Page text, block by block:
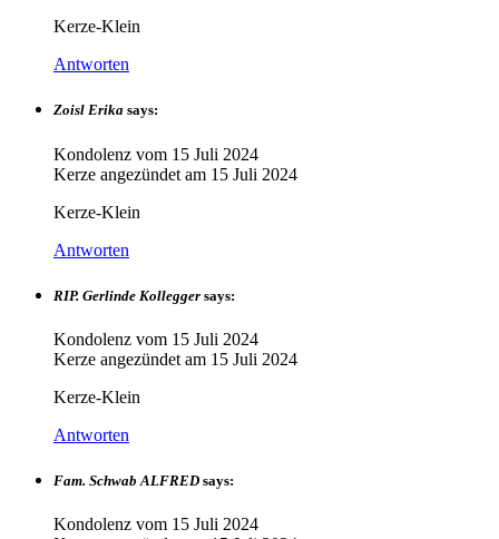
Kerze-Klein
Antworten
Zoisl Erika says:
Kondolenz vom 15 Juli 2024
Kerze angezündet am 15 Juli 2024
Kerze-Klein
Antworten
RIP. Gerlinde Kollegger says:
Kondolenz vom 15 Juli 2024
Kerze angezündet am 15 Juli 2024
Kerze-Klein
Antworten
Fam. Schwab ALFRED says:
Kondolenz vom 15 Juli 2024